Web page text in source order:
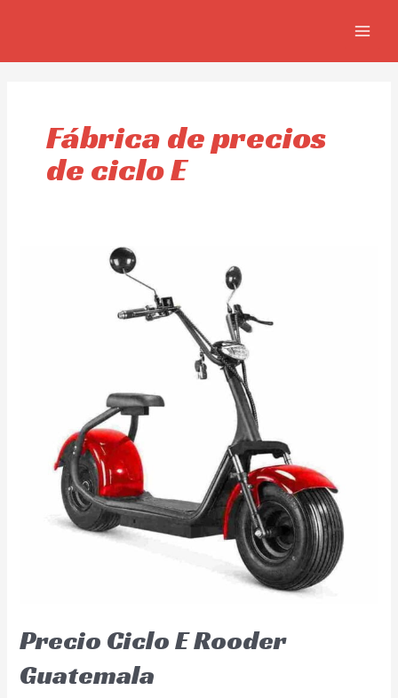
Fábrica de precios
de ciclo E
Precio Ciclo E Rooder
Guatemala